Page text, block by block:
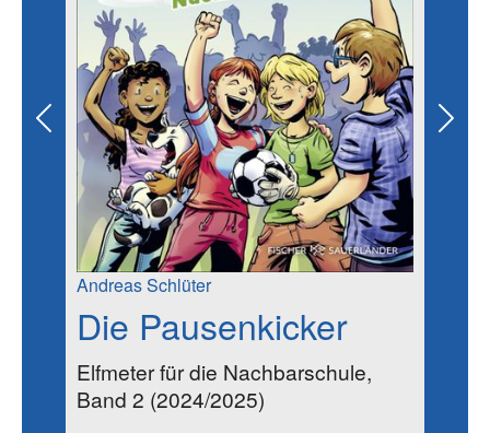
Andreas Schlüter
Die Pausenkicker
Elfmeter für die Nachbarschule,
Band 2 (2024/2025)
Previous Next